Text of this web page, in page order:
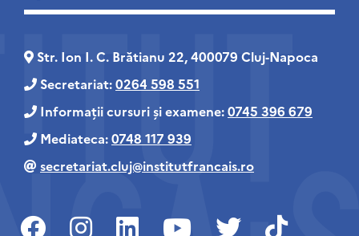
Str. Ion I. C. Brătianu 22, 400079 Cluj‑Napoca
Secretariat:0264 598 551
Informații cursuri și examene:0745 396 679
Mediateca:0748 117 939
secretariat.cluj@institutfrancais.ro